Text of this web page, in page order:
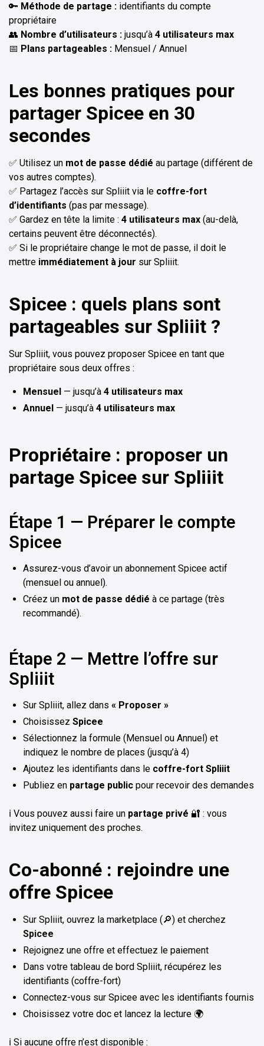
🔑 Méthode de partage : identifiants du compte
propriétaire
👥 Nombre d’utilisateurs : jusqu’à 4 utilisateurs max
📅 Plans partageables : Mensuel / Annuel
Les bonnes pratiques pour
partager Spicee en 30
secondes
✅ Utilisez un mot de passe dédié au partage (différent de
vos autres comptes).
✅ Partagez l’accès sur Spliiit via le coffre-fort
d’identifiants (pas par message).
✅ Gardez en tête la limite : 4 utilisateurs max (au-delà,
certains peuvent être déconnectés).
✅ Si le propriétaire change le mot de passe, il doit le
mettre immédiatement à jour sur Spliiit.
Spicee : quels plans sont
partageables sur Spliiit ?
Sur Spliiit, vous pouvez proposer Spicee en tant que
propriétaire sous deux offres :
Mensuel — jusqu’à 4 utilisateurs max
Annuel — jusqu’à 4 utilisateurs max
Propriétaire : proposer un
partage Spicee sur Spliiit
Étape 1 — Préparer le compte
Spicee
Assurez-vous d’avoir un abonnement Spicee actif
(mensuel ou annuel).
Créez un mot de passe dédié à ce partage (très
recommandé).
Étape 2 — Mettre l’offre sur
Spliiit
Sur Spliiit, allez dans « Proposer »
Choisissez Spicee
Sélectionnez la formule (Mensuel ou Annuel) et
indiquez le nombre de places (jusqu’à 4)
Ajoutez les identifiants dans le coffre-fort Spliiit
Publiez en partage public pour recevoir des demandes
ℹ️ Vous pouvez aussi faire un partage privé 🔐 : vous
invitez uniquement des proches.
Co-abonné : rejoindre une
offre Spicee
Sur Spliiit, ouvrez la marketplace (🔎) et cherchez
Spicee
Rejoignez une offre et effectuez le paiement
Dans votre tableau de bord Spliiit, récupérez les
identifiants (coffre-fort)
Connectez-vous sur Spicee avec les identifiants fournis
Choisissez votre doc et lancez la lecture 🌍
ℹ️ Si aucune offre n’est disponible :